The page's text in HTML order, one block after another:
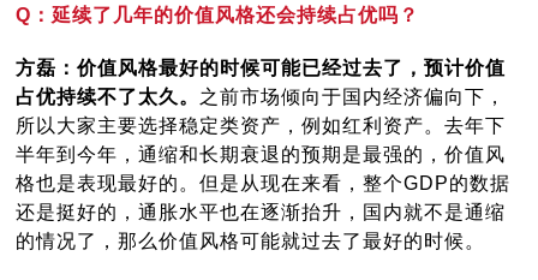
Q：延续了几年的价值风格还会持续占优吗？
方磊：价值风格最好的时候可能已经过去了，预计价值
占优持续不了太久。 之前市场倾向于国内经济偏向下，
所以大家主要选择稳定类资产，例如红利资产。去年下
半年到今年，通缩和长期衰退的预期是最强的，价值风
格也是表现最好的。但是从现在来看，整个GDP的数据
还是挺好的，通胀水平也在逐渐抬升，国内就不是通缩
的情况了，那么价值风格可能就过去了最好的时候。